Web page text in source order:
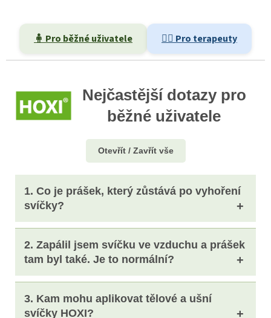
🧍 Pro běžné uživatele 🧑‍⚕️ Pro terapeuty
Nejčastější dotazy pro
běžné uživatele
Otevřít / Zavřít vše
1. Co je prášek, který zůstává po vyhoření
svíčky?
Po vyhoření ušní, tělové, čakrové nebo bílé či
černé očistné tělové svíčky zůstává ve spodní
části tzv. popílek...
vzniká při hoření.
2. Zapálil jsem svíčku ve vzduchu a prášek
tam byl také. Je to normální?
Ano, popílek zůstává ve svíčce vždy – je to
přirozený důsledek hoření balvněného plátna a
3. Kam mohu aplikovat tělové a ušní
svíčky HOXI?